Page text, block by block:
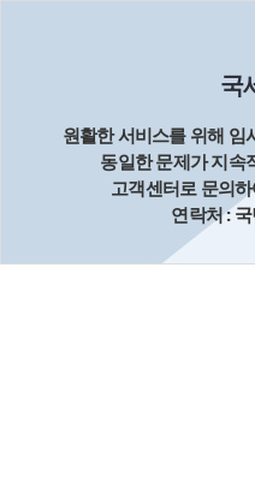
국
원활한 서비스를 위해 임
동일한 문제가 지속
고객센터로 문의
연락처 :